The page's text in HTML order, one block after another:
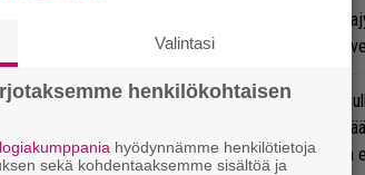
Tällainen
katso tulinen
Marko Annala
tällaista musaa
Valintasi
henkilökohtaisen
hyödynnämme henkilötietoja
sekä kohdentaaksemme sisältöä ja